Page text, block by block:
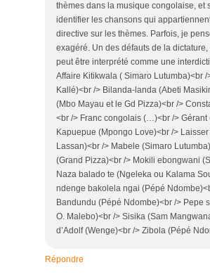
thèmes dans la musique congolaise, et
identifier les chansons qui
directive sur les thèmes. Parfois, je
exagéré. Un des défauts de la dictature,
peut être interprété comme une
Affaire Kitikwala ( Simaro Lutumba)<br /
Kallé)<br /> Bilanda-landa (Abeti
(Mbo Mayau et le Gd Pizza)<br />
<br /> Franc congolais (…)<br /> Gérant
Kapuepue (Mpongo Love)<br />
Lassan)<br /> Mabele (Simaro
(Grand Pizza)<br /> Mokili ebongwani
Naza balado te (Ngeleka ou Kalama
ndenge bakolela ngai (Pépé
Bandundu (Pépé Ndombe)<br /> Pepe
O. Malebo)<br /> Sisika (Sam
d’Adolf (Wenge)<br /> Zibola (Pépé
Répondre